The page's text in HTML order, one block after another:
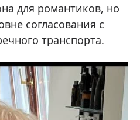
для романтиков, но
согласования с
транспорта.